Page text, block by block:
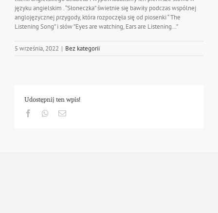
języku angielskim . “Słoneczka” świetnie się bawiły podczas wspólnej
anglojęzycznej przygody, która rozpoczęła się od piosenki “ The
Listening Song” i słów ”Eyes are watching, Ears are Listening…”
5 września, 2022 | Bez kategorii
Udostępnij ten wpis!
FacebookWhatsapp
Email